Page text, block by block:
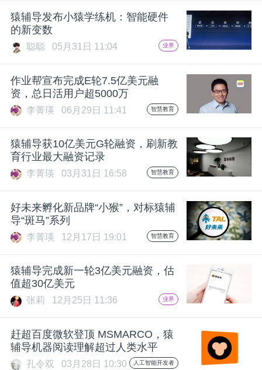
心
专
爱
机
猿辅导发布小猿学练机：智能硬件
的新变数
聪聪 05月31日 11:04 业界
作业帮宣布完成E轮7.5亿美元融
资，总日活用户超5000万
李菁瑛 06月29日 11:41 智慧教育
猿辅导获10亿美元G轮融资，刷新教
育行业最大融资记录
李菁瑛 03月31日 16:58 智慧教育
好未来孵化新品牌“小猴”，对标猿辅
导“斑马”系列
李菁瑛 12月17日 19:01 智慧教育
猿辅导完成新一轮3亿美元融资，估
值超30亿美元
张莉 12月25日 11:36 业界
赶超百度微软登顶 MSMARCO，猿
辅导机器阅读理解超过人类水平
孔令双 03月28日 10:30 人工智能开发者